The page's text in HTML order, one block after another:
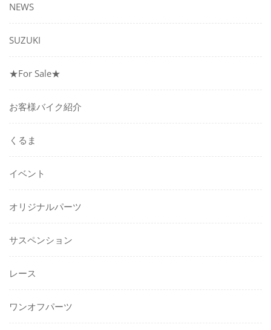
NEWS
SUZUKI
★For Sale★
お客様バイク紹介
くるま
イベント
オリジナルパーツ
サスペンション
レース
ワンオフパーツ